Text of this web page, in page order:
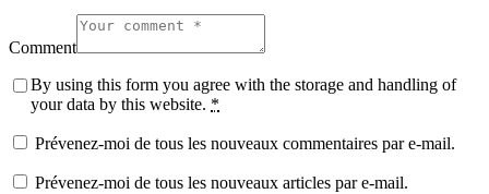
Comment
By using this form you agree with the storage and handling of
your data by this website. *
Prévenez-moi de tous les nouveaux commentaires par e-mail.
Prévenez-moi de tous les nouveaux articles par e-mail.